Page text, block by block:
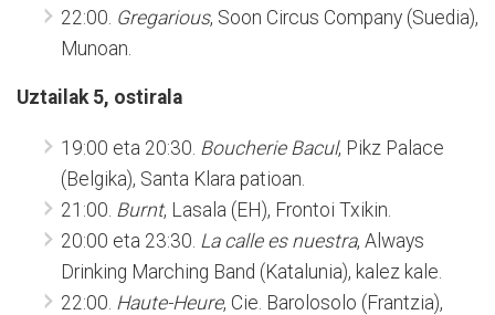
22:00. Gregarious, Soon Circus Company (Suedia),
Munoan.
Uztailak 5, ostirala
19:00 eta 20:30. Boucherie Bacul, Pikz Palace
(Belgika), Santa Klara patioan.
21:00. Burnt, Lasala (EH), Frontoi Txikin.
20:00 eta 23:30. La calle es nuestra, Always
Drinking Marching Band (Katalunia), kalez kale.
22:00. Haute-Heure, Cie. Barolosolo (Frantzia),